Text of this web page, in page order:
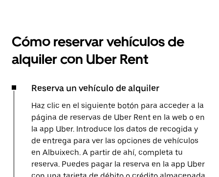
Cómo reservar vehículos de
alquiler con Uber Rent
Reserva un vehículo de alquiler
Haz clic en el siguiente botón para acceder a la
página de reservas de Uber Rent en la web o en
la app Uber. Introduce los datos de recogida y
de entrega para ver las opciones de vehículos
en Albuixech. A partir de ahí, completa tu
reserva. Puedes pagar la reserva en la app Uber